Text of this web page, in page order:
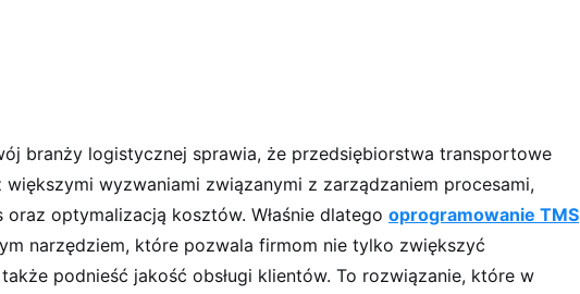
branży logistycznej sprawia, że przedsiębiorstwa transportowe
wyzwaniami związanymi z zarządzaniem procesami,
oraz optymalizacją kosztów. Właśnie dlatego oprogramowanie TMS
narzędziem, które pozwala firmom nie tylko zwiększyć
podnieść jakość obsługi klientów. To rozwiązanie, które w